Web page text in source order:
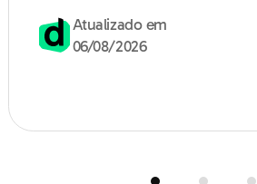
Com suas ideias, Freire tinha o
os alunos ficassem mais
conteúdo de uma forma
competitiva.
Atualizado em
06/08/2026